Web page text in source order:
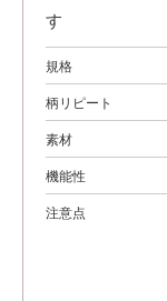
す
規格
柄リピート
素材
機能性
注意点